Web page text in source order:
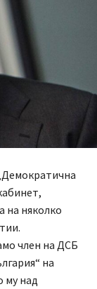
на няколко
член на ДСБ
на
му над